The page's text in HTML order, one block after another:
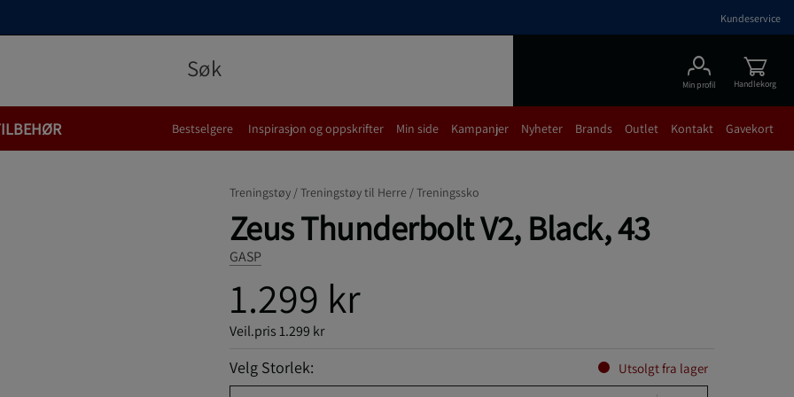
Kundeservice
Min profil Handlekorg
Bestselgere Inspirasjon og oppskrifter Min side Kampanjer Nyheter Brands Outlet Kontakt Gavekort
Treningstøy /Treningstøy til Herre /Treningssko
Zeus Thunderbolt V2, Black, 43
GASP
1.299 kr
Veil.pris1.299 kr
Velg Storlek: Utsolgt fra lager